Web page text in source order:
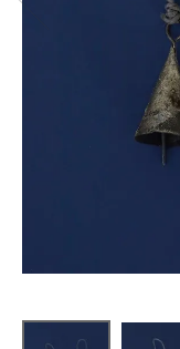
ナチュラル服